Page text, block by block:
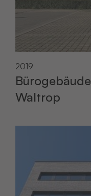
2019
Bürogebäude
Waltrop